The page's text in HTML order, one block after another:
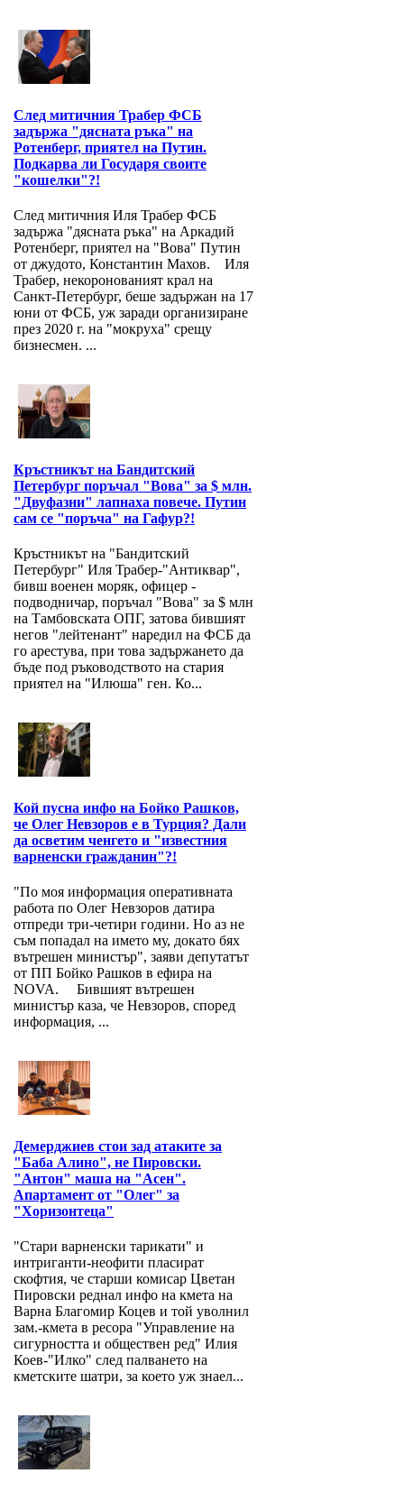
След митичния Трабер ФСБ
задържа "дясната ръка" на
Ротенберг, приятел на Путин.
Подкарва ли Государя своите
"кошелки"?!
След митичния Иля Трабер ФСБ
задържа "дясната ръка" на Аркадий
Ротенберг, приятел на "Вова" Путин
от джудото, Константин Махов. Иля
Трабер, некоронованият крал на
Санкт-Петербург, беше задържан на 17
юни от ФСБ, уж заради организиране
през 2020 г. на "мокруха" срещу
бизнесмен. ...
Кръстникът на Бандитский
Петербург поръчал "Вова" за $ млн.
"Двуфазни" лапнаха повече. Путин
сам се "поръча" на Гафур?!
Кръстникът на "Бандитский
Петербург" Иля Трабер-"Антиквар",
бивш военен моряк, офицер -
подводничар, поръчал "Вова" за $ млн
на Тамбовската ОПГ, затова бившият
негов "лейтенант" наредил на ФСБ да
го арестува, при това задържането да
бъде под ръководството на стария
приятел на "Илюша" ген. Ко...
Кой пусна инфо на Бойко Рашков,
че Олег Невзоров е в Турция? Дали
да осветим ченгето и "известния
варненски гражданин"?!
"По моя информация оперативната
работа по Олег Невзоров датира
отпреди три-четири години. Но аз не
съм попадал на името му, докато бях
вътрешен министър", заяви депутатът
от ПП Бойко Рашков в ефира на
NOVA. Бившият вътрешен
министър каза, че Невзоров, според
информация, ...
Демерджиев стои зад атаките за
"Баба Алино", не Пировски.
"Антон" маша на "Асен".
Апартамент от "Олег" за
"Хоризонтеца"
"Стари варненски тарикати" и
интриганти-неофити пласират
скофтия, че старши комисар Цветан
Пировски реднал инфо на кмета на
Варна Благомир Коцев и той уволнил
зам.-кмета в ресора "Управление на
сигурността и обществен ред" Илия
Коев-"Илко" след палването на
кметските шатри, за което уж знаел...